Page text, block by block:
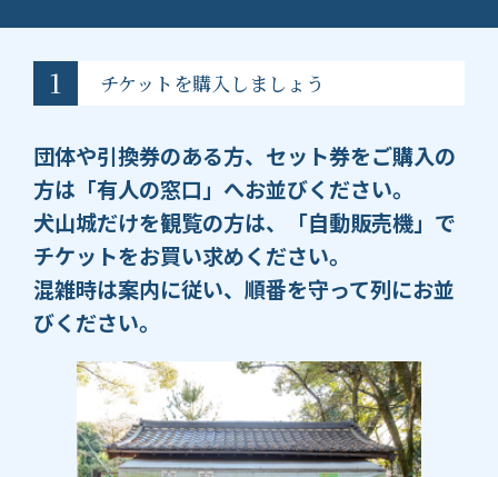
1 チケットを購入しましょう
団体や引換券のある方、セット券をご購入の
方は「有人の窓口」へお並びください。
犬山城だけを観覧の方は、「自動販売機」で
チケットをお買い求めください。
混雑時は案内に従い、順番を守って列にお並
びください。